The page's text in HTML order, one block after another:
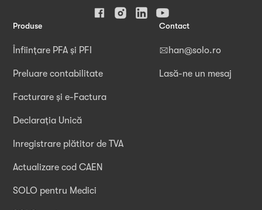
Contact
han@solo.ro
Lasă-ne un mesaj
Produse
Înființare PFA și PFI
Preluare contabilitate
Facturare și e-Factura
Declarația Unică
Inregistrare plătitor de TVA
Actualizare cod CAEN
SOLO pentru Medici